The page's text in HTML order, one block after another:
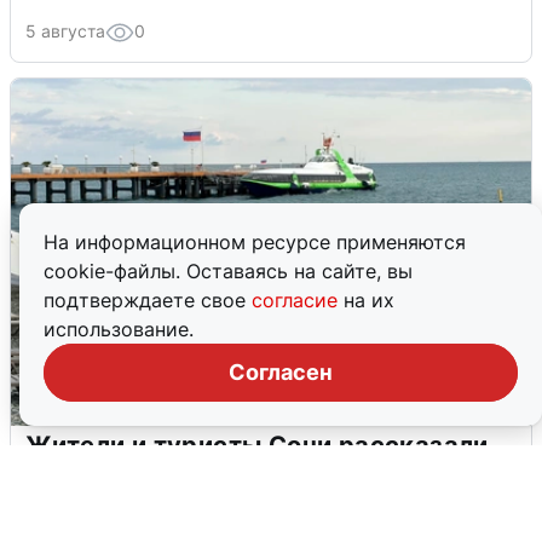
На информационном ресурсе применяются
cookie-файлы. Оставаясь на сайте, вы
подтверждаете свое согласие на их
использование.
Согласен
5 августа 0
Жители и туристы Сочи рассказали